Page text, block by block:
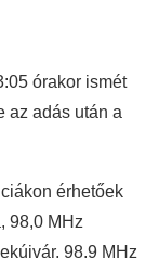
órakor ismét
az adás után a
érhetőek
98,0 MHz
98,9 MHz